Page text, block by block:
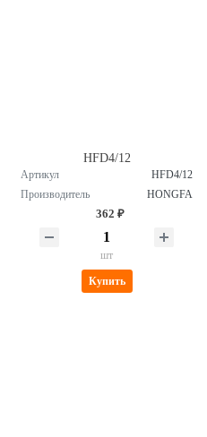
HFD4/12
Артикул
HFD4/12
Производитель
HONGFA
362 ₽
шт
Купить